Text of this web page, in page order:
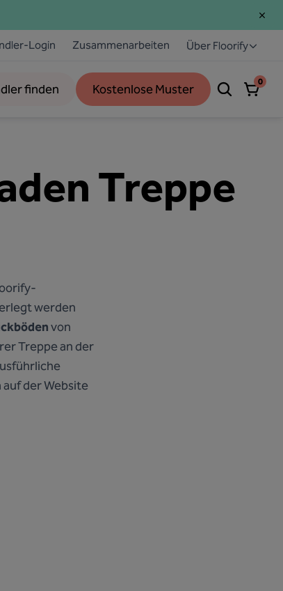
Login Zusammenarbeiten Über Floorify
finden Kostenlose Muster 0
Treppe
werden
von
Treppe an der
der Website